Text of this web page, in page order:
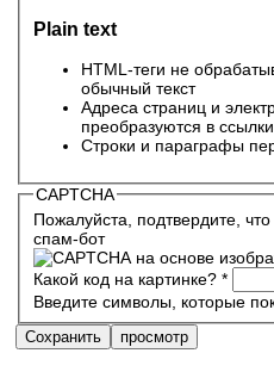
Plain text
HTML-теги не
обычный текст
Адреса страниц и
преобразуются в
Строки и параграфы
CAPTCHA
Пожалуйста, подтвердите,
спам-бот
Какой код на картинке? *
Введите символы, которые